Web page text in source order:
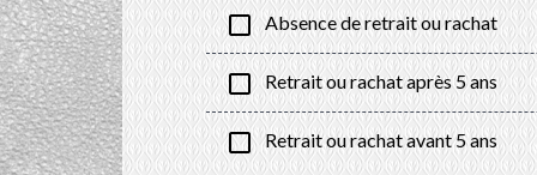
check_box_outline_blank Absence de retrait ou rachat
check_box_outline_blank Retrait ou rachat après 5 ans
check_box_outline_blank Retrait ou rachat avant 5 ans